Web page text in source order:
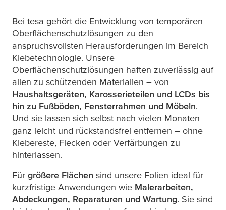
Bei tesa gehört die Entwicklung von temporären
Oberflächenschutzlösungen zu den
anspruchsvollsten Herausforderungen im Bereich
Klebetechnologie. Unsere
Oberflächenschutzlösungen haften zuverlässig auf
allen zu schützenden Materialien – von
Haushaltsgeräten, Karosserieteilen und LCDs bis
hin zu Fußböden, Fensterrahmen und Möbeln.
Und sie lassen sich selbst nach vielen Monaten
ganz leicht und rückstandsfrei entfernen – ohne
Klebereste, Flecken oder Verfärbungen zu
hinterlassen.
Für größere Flächen sind unsere Folien ideal für
kurzfristige Anwendungen wie Malerarbeiten,
Abdeckungen, Reparaturen und Wartung. Sie sind